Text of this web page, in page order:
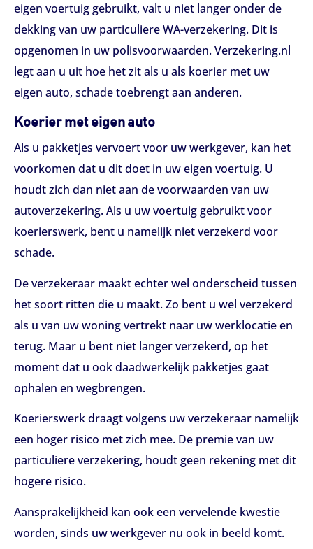
eigen voertuig gebruikt, valt u niet langer onder de
dekking van uw particuliere WA-verzekering. Dit is
opgenomen in uw polisvoorwaarden. Verzekering.nl
legt aan u uit hoe het zit als u als koerier met uw
eigen auto, schade toebrengt aan anderen.
Koerier met eigen auto
Als u pakketjes vervoert voor uw werkgever, kan het
voorkomen dat u dit doet in uw eigen voertuig. U
houdt zich dan niet aan de voorwaarden van uw
autoverzekering. Als u uw voertuig gebruikt voor
koerierswerk, bent u namelijk niet verzekerd voor
schade.
De verzekeraar maakt echter wel onderscheid tussen
het soort ritten die u maakt. Zo bent u wel verzekerd
als u van uw woning vertrekt naar uw werklocatie en
terug. Maar u bent niet langer verzekerd, op het
moment dat u ook daadwerkelijk pakketjes gaat
ophalen en wegbrengen.
Koerierswerk draagt volgens uw verzekeraar namelijk
een hoger risico met zich mee. De premie van uw
particuliere verzekering, houdt geen rekening met dit
hogere risico.
Aansprakelijkheid kan ook een vervelende kwestie
worden, sinds uw werkgever nu ook in beeld komt.